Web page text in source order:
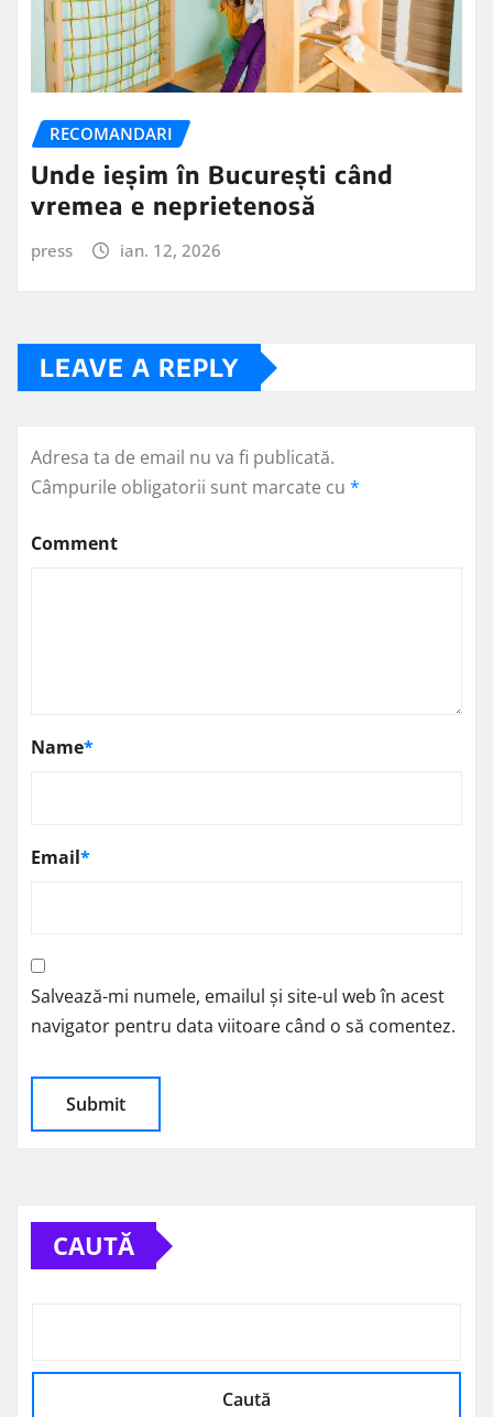
RECOMANDARI
Unde ieșim în București când
vremea e neprietenosă
press ian. 12, 2026
LEAVE A REPLY
Adresa ta de email nu va fi publicată.
Câmpurile obligatorii sunt marcate cu *
Comment
Name*
Email*
Salvează-mi numele, emailul și site-ul web în acest
navigator pentru data viitoare când o să comentez.
CAUTĂ
Caută